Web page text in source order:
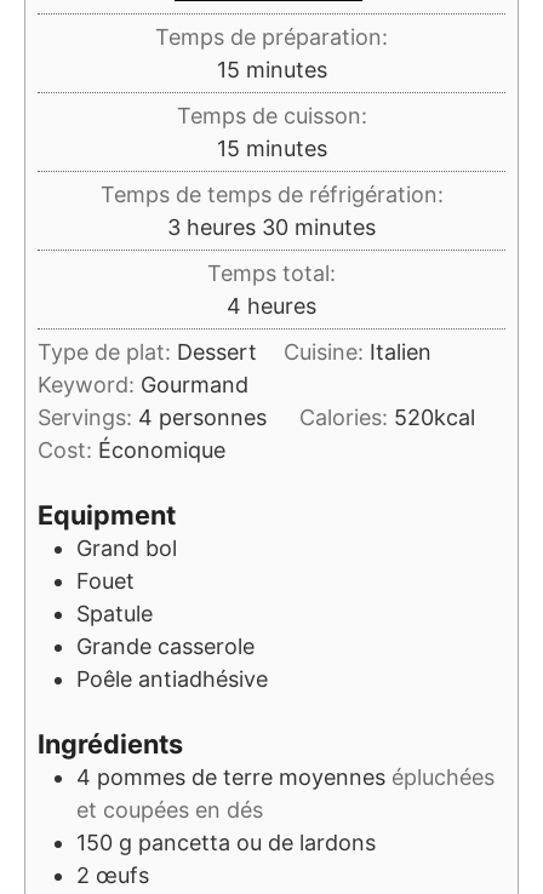
Temps de préparation:
15minutes
minutes
Temps de cuisson:
15minutes
minutes
Temps de temps de réfrigération:
3heures
heures 30minutes
minutes
Temps total:
4 heures
heures
Type de plat: Dessert Cuisine: Italien
Keyword: Gourmand
Servings: 4 personnes Calories: 520kcal
Cost: Économique
Equipment
Grand bol
Fouet
Spatule
Grande casserole
Poêle antiadhésive
Ingrédients
4 pommes de terre moyennes épluchées
et coupées en dés
150 g pancetta ou de lardons
2 œufs